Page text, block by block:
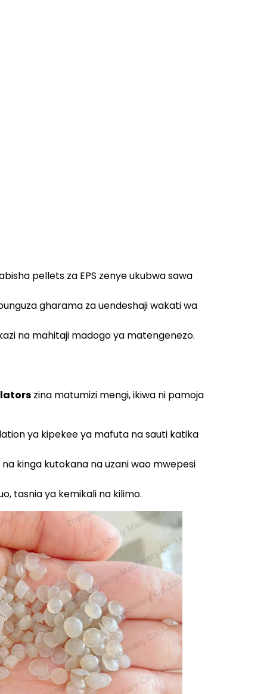
pellets za EPS zenye ukubwa sawa
gharama za uendeshaji wakati wa
na mahitaji madogo ya matengenezo.
zina matumizi mengi, ikiwa ni pamoja
ya kipekee ya mafuta na sauti katika
kinga kutokana na uzani wao mwepesi
tasnia ya kemikali na kilimo.